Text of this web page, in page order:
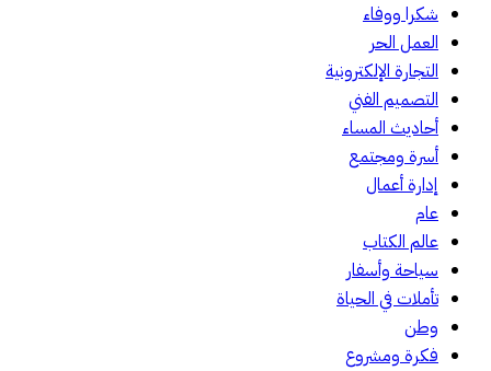
شكرا ووفاء
العمل الحر
التجارة الإلكترونية
التصميم الفني
أحاديث المساء
أسرة ومجتمع
إدارة أعمال
عام
عالم الكتاب
سياحة وأسفار
تأملات في الحياة
وطن
فكرة ومشروع